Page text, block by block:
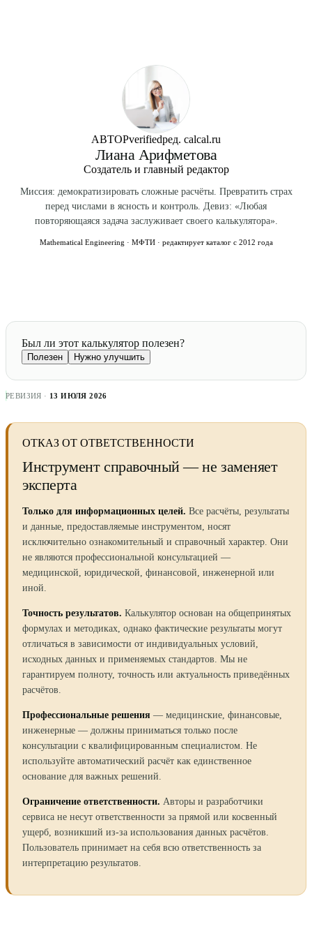
2008 Росгидромета — методические указания по
определению расчётных гидрологических характеристик.
АВТОРverifiedред. calcal.ru
Лиана Арифметова
Создатель и главный редактор
Миссия: демократизировать сложные расчёты. Превратить страх
перед числами в ясность и контроль. Девиз: «Любая
повторяющаяся задача заслуживает своего калькулятора».
Mathematical Engineering · МФТИ · редактирует каталог с 2012 года
Был ли этот калькулятор полезен?
Полезен Нужно улучшить
РЕВИЗИЯ · 13 ИЮЛЯ 2026
ОТКАЗ ОТ ОТВЕТСТВЕННОСТИ
Инструмент справочный — не заменяет
эксперта
Только для информационных целей. Все расчёты, результаты
и данные, предоставляемые инструментом, носят
исключительно ознакомительный и справочный характер. Они
не являются профессиональной консультацией —
медицинской, юридической, финансовой, инженерной или
иной.
Точность результатов. Калькулятор основан на общепринятых
формулах и методиках, однако фактические результаты могут
отличаться в зависимости от индивидуальных условий,
исходных данных и применяемых стандартов. Мы не
гарантируем полноту, точность или актуальность приведённых
расчётов.
Профессиональные решения — медицинские, финансовые,
инженерные — должны приниматься только после
консультации с квалифицированным специалистом. Не
используйте автоматический расчёт как единственное
основание для важных решений.
Ограничение ответственности. Авторы и разработчики
сервиса не несут ответственности за прямой или косвенный
ущерб, возникший из-за использования данных расчётов.
Пользователь принимает на себя всю ответственность за
интерпретацию результатов.